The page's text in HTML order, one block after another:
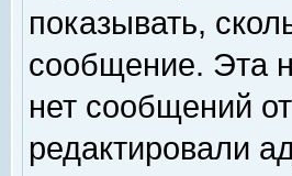
показывать,
сообщение. Эта
нет сообщений
редактировали